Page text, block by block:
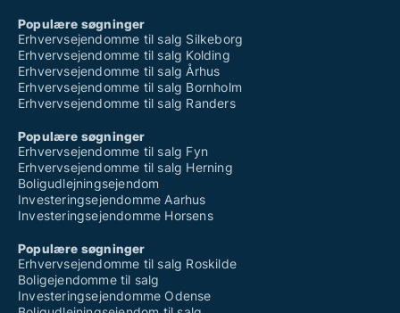
Populære søgninger
Erhvervsejendomme til salg Silkeborg
Erhvervsejendomme til salg Kolding
Erhvervsejendomme til salg Århus
Erhvervsejendomme til salg Bornholm
Erhvervsejendomme til salg Randers
Populære søgninger
Erhvervsejendomme til salg Fyn
Erhvervsejendomme til salg Herning
Boligudlejningsejendom
Investeringsejendomme Aarhus
Investeringsejendomme Horsens
Populære søgninger
Erhvervsejendomme til salg Roskilde
Boligejendomme til salg
Investeringsejendomme Odense